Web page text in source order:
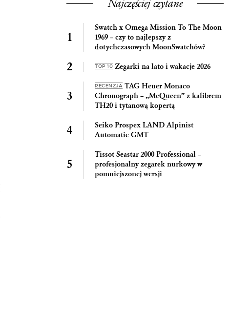
Najczęściej czytane
Swatch x Omega Mission To The Moon
1969 – czy to najlepszy z
dotychczasowych MoonSwatchów?
TOP 10 Zegarki na lato i wakacje 2026
RECENZJA TAG Heuer Monaco
Chronograph – „McQueen” z kalibrem
TH20 i tytanową kopertą
Seiko Prospex LAND Alpinist
Automatic GMT
Tissot Seastar 2000 Professional –
profesjonalny zegarek nurkowy w
pomniejszonej wersji